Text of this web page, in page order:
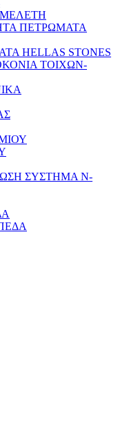
ΜΕΛΕΤΗ
ΠΕΤΡΩΜΑΤΑ
HELLAS STONES
ΤΟΙΧΩΝ-
ΣΥΣΤΗΜΑ N-